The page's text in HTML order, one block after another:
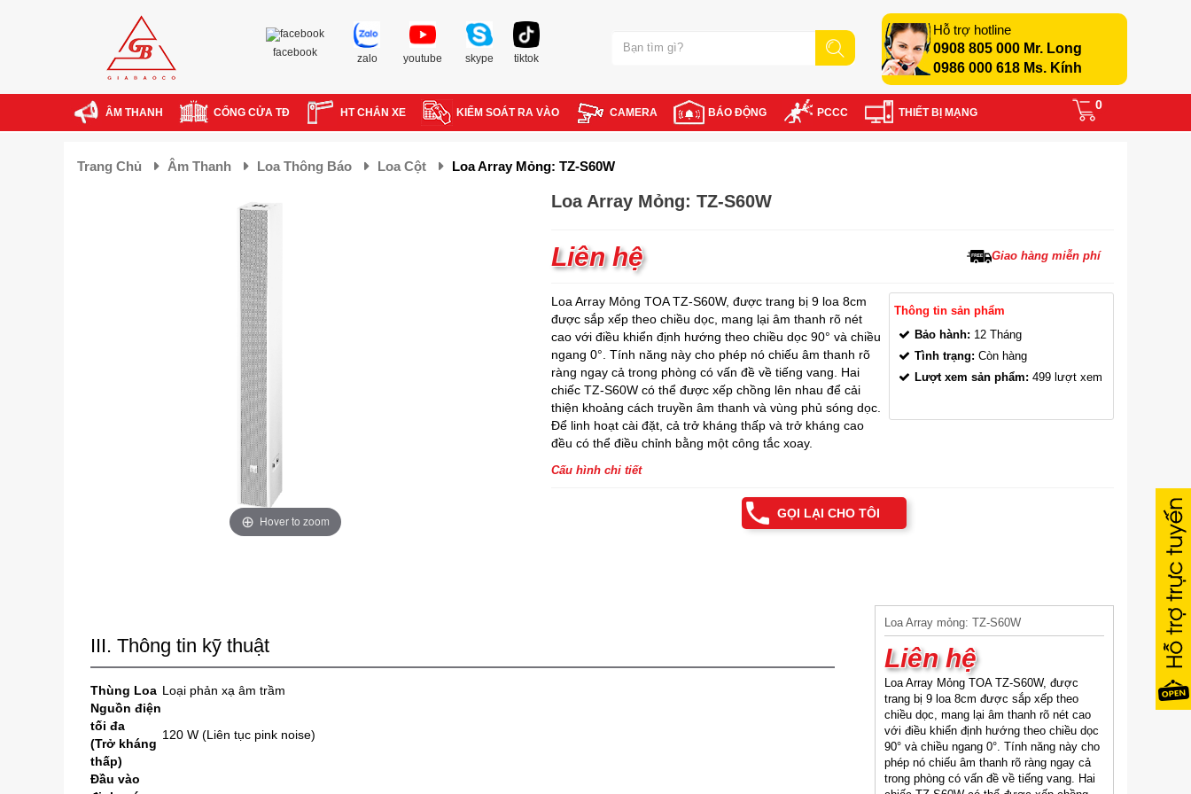
Hỗ trợ hotline
0908 805 000 Mr. Long
0986 000 618 Ms. Kính
facebook zalo youtube skype tiktok
ÂM THANH CỔNG CỬA TĐ HT CHẮN XE KIỂM SOÁT RA VÀO CAMERA BÁO ĐỘNG PCCC THIẾT BỊ MẠNG
0
Trang Chủ Âm Thanh Loa Thông Báo Loa Cột Loa Array Mỏng: TZ-S60W
Hover to zoom
Loa Array Mỏng: TZ-S60W
Liên hệ Giao hàng miễn phí
Loa Array Mỏng TOA TZ-S60W, được trang bị 9 loa 8cm
được sắp xếp theo chiều dọc, mang lại âm thanh rõ nét
cao với điều khiển định hướng theo chiều dọc 90° và chiều
ngang 0°. Tính năng này cho phép nó chiếu âm thanh rõ
ràng ngay cả trong phòng có vấn đề về tiếng vang. Hai
chiếc TZ-S60W có thể được xếp chồng lên nhau để cải
thiện khoảng cách truyền âm thanh và vùng phủ sóng dọc.
Để linh hoạt cài đặt, cả trở kháng thấp và trở kháng cao
đều có thể điều chỉnh bằng một công tắc xoay.
Cấu hình chi tiết
Thông tin sản phẩm
Bảo hành: 12 Tháng
Tình trạng: Còn hàng
Lượt xem sản phẩm: 499 lượt xem
GỌI LẠI CHO TÔI
III. Thông tin kỹ thuật
Thùng Loa Loại phản xạ âm trầm
Nguồn điện
tối đa
(Trở kháng
thấp)
120 W (Liên tục pink noise)
Đầu vào
Loa Array mỏng: TZ-S60W
Liên hệ
Loa Array Mỏng TOA TZ-S60W, được
trang bị 9 loa 8cm được sắp xếp theo
chiều dọc, mang lại âm thanh rõ nét cao
với điều khiển định hướng theo chiều dọc
90° và chiều ngang 0°. Tính năng này cho
phép nó chiếu âm thanh rõ ràng ngay cả
trong phòng có vấn đề về tiếng vang. Hai